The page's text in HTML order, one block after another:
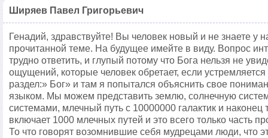
Ширяев Павел Григорьевич
Генадий, здравствуйте! Вы человек новый и не знаете у
прочитанной теме. На будущее имейте в виду. Вопрос
трудно ответить, и глупый потому что Бога нельзя не
ощущений, которые человек обретает, если
раздел:» Бог» и там я попытался объяснить свое
языком. Мы можем представить землю, солнечную
системами, млечный путь с 10000000 галактик и
включает 1000 млечных путей и это всего только часть
То что говорят возомнившие себя мудрецами люди, что